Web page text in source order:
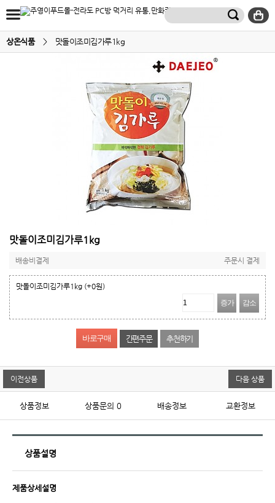
상온식품 > 맛돌이조미김가루1kg
맛돌이조미김가루1kg
배송비결제 주문시 결제
맛돌이조미김가루1kg (+0원)
증가
감소
간편주문 추천하기
이전상품 다음 상품
상품정보 상품문의 0 배송정보 교환정보
상품설명
제품상세설명